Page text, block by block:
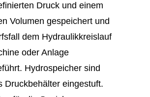
Druck und einem
Volumen gespeichert und
dem Hydraulikkreislauf
oder Anlage
Hydrospeicher sind
Druckbehälter eingestuft.